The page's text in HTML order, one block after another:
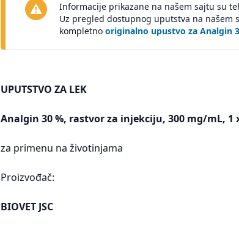
Informacije prikazane na našem sajtu su
Uz pregled dostupnog uputstva na našem
kompletno originalno upustvo za Analgin
UPUTSTVO ZA LEK
Analgin 30 %, rastvor za injekciju, 300 mg/mL, 1
za primenu na životinjama
Proizvođač:
BIOVET JSC